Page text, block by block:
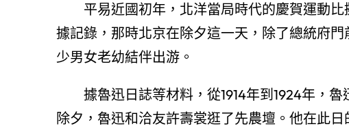
平易近國初年，北洋當局時代的慶賀運動
據記錄，那時北京在除夕這一天，除了總統府
少男女老幼結伴出游。
據魯迅日誌等材料，從1914年到1924年，
除夕，魯迅和洽友許壽裳逛了先農壇。他在此